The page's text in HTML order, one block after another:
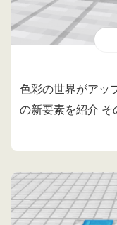
色彩の世界がアッ
の新要素を紹介 そ